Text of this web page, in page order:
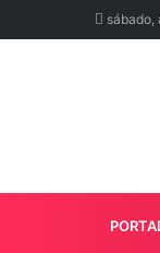
sábado,